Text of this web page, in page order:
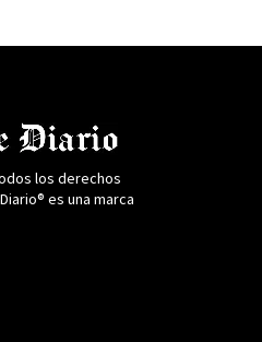
los derechos
es una marca